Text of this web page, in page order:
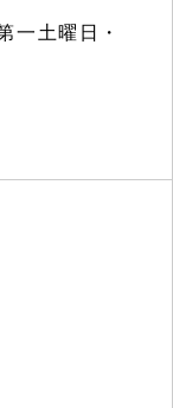
一土曜日・